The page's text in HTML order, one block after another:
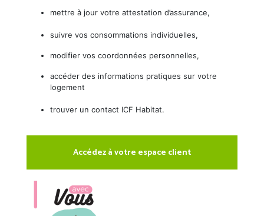
mettre à jour votre attestation d’assurance,
suivre vos consommations individuelles,
modifier vos coordonnées personnelles,
accéder des informations pratiques sur votre
logement
trouver un contact ICF Habitat.
Accédez à votre espace client